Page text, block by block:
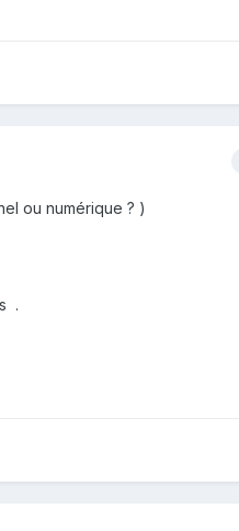
ou numérique ? )
.